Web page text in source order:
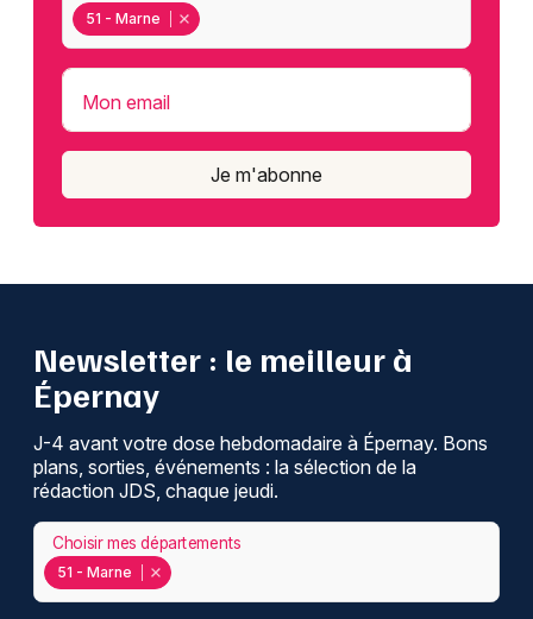
51 - Marne
Mon email
Je m'abonne
Newsletter : le meilleur à
Épernay
J-4 avant votre dose hebdomadaire à Épernay. Bons
plans, sorties, événements : la sélection de la
rédaction JDS, chaque jeudi.
51 - Marne
Choisir mes départements